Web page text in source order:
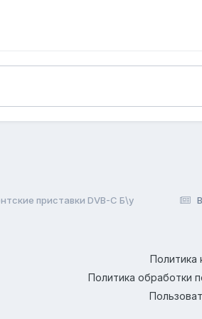
приставки DVB-C Б\у
Политика
Политика обработки